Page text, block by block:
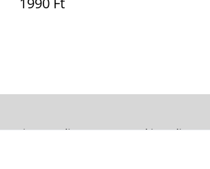
Privacy Policy Cookie Policy